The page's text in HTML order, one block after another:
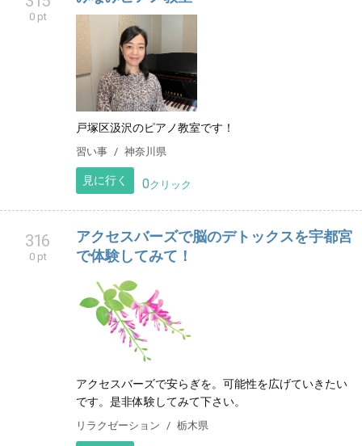
0 pt
戸塚区汲沢のピアノ教室です！
習い事 神奈川県
見に行く 0クリック
316
0 pt
アクセスバーズで脳のデトックスを宇都宮
で体験してみて！
アクセスバーズで安らぎを。可能性を広げていきたい
です。是非体験してみて下さい。
リラクゼーション 栃木県